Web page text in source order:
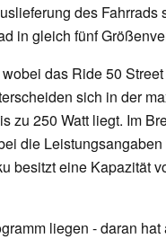
des Fahrrads
in gleich fünf
das Ride 50
sich in der
zu 250 Watt liegt. Im
die
besitzt eine Kapazität
liegen - daran hat